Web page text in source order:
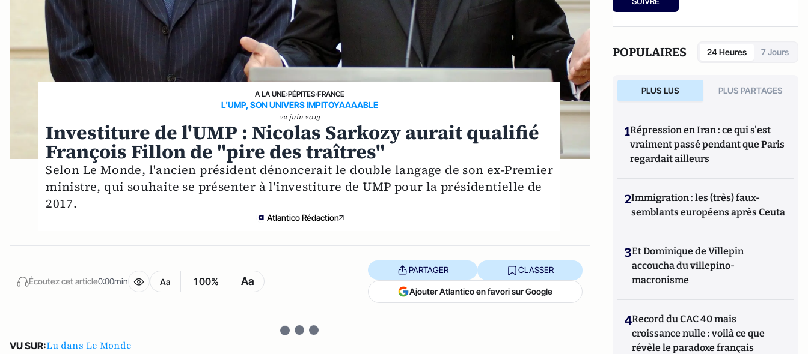
A LA UNE›PÉPITES›FRANCE
L'UMP, SON UNIVERS IMPITOYAAAABLE
22 juin 2013
Investiture de l'UMP : Nicolas Sarkozy aurait qualifié
François Fillon de "pire des traîtres"
Selon Le Monde, l'ancien président dénoncerait le double langage de son ex-Premier
ministre, qui souhaite se présenter à l'investiture de UMP pour la présidentielle de
2017.
Atlantico Rédaction
Écoutez cet article0:00min Aa 100% Aa
PARTAGER CLASSER
Ajouter Atlantico en favori sur Google
VU SUR:Lu dans Le Monde
POPULAIRES 24 Heures 7 Jours
PLUS LUS PLUS PARTAGES
1Répression en Iran : ce qui s'est
vraiment passé pendant que Paris
regardait ailleurs
2Immigration : les (très) faux-
semblants européens après Ceuta
3Et Dominique de Villepin
accoucha du villepino-
macronisme
4Record du CAC 40 mais
croissance nulle : voilà ce que
révèle le paradoxe français